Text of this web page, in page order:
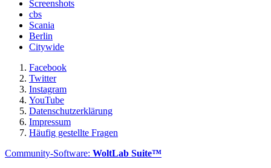
Screenshots
cbs
Scania
Berlin
Citywide
Facebook
Twitter
Instagram
YouTube
Datenschutzerklärung
Impressum
Häufig gestellte Fragen
Community-Software: WoltLab Suite™